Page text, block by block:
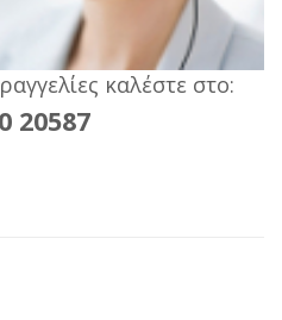
καλέστε στο:
20587